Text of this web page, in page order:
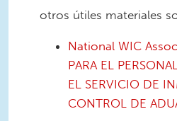
otros útiles materiales
National WIC
PARA EL
EL SERVICIO DE
CONTROL DE